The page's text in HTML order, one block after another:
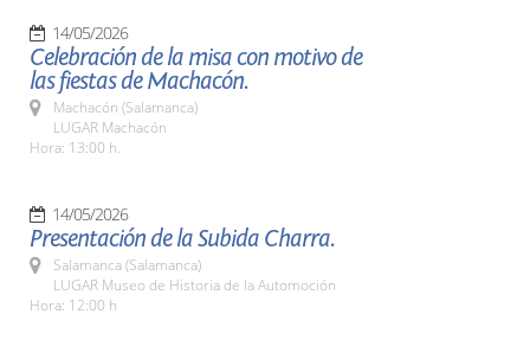
14/05/2026
Celebración de la misa con motivo de
las fiestas de Machacón.
Machacón (Salamanca)
LUGAR Machacón
Hora: 13:00 h.
14/05/2026
Presentación de la Subida Charra.
Salamanca (Salamanca)
LUGAR Museo de Historia de la Automoción
Hora: 12:00 h